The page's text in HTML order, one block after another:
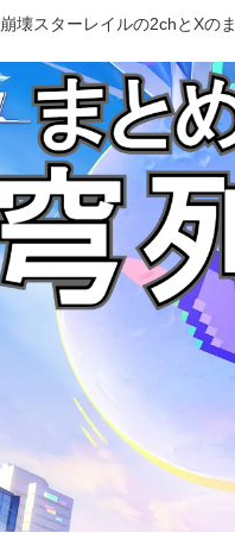
崩壊スターレイルの2chとXの